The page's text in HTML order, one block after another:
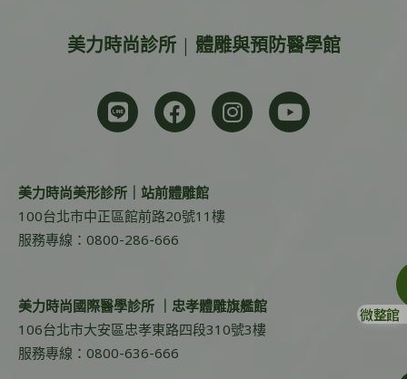
美力時尚診所 | 體雕與預防醫學館
美力時尚美形診所｜站前體雕館
100台北市中正區館前路20號11樓
服務專線：0800-286-666
美力時尚國際醫學診所 ｜忠孝體雕旗艦館
106台北市大安區忠孝東路四段310號3樓
服務專線：0800-636-666
微整館